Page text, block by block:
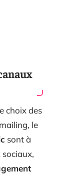
choix des
le
sont à
sociaux,